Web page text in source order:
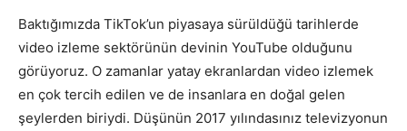
Baktığımızda TikTok’un piyasaya sürüldüğü tarihlerde
video izleme sektörünün devinin YouTube olduğunu
görüyoruz. O zamanlar yatay ekranlardan video izlemek
en çok tercih edilen ve de insanlara en doğal gelen
şeylerden biriydi. Düşünün 2017 yılındasınız televizyonun